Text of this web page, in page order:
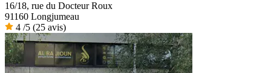
16/18, rue du Docteur Roux
91160 Longjumeau
4 /5 (25 avis)